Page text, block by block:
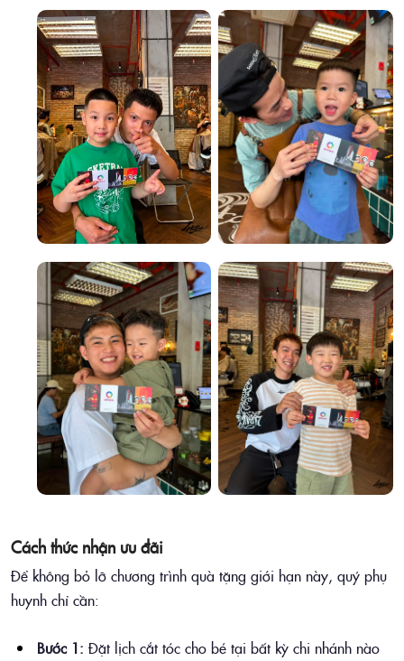
Cách thức nhận ưu đãi
Để không bỏ lỡ chương trình quà tặng giới hạn này, quý phụ
huynh chỉ cần:
Bước 1: Đặt lịch cắt tóc cho bé tại bất kỳ chi nhánh nào